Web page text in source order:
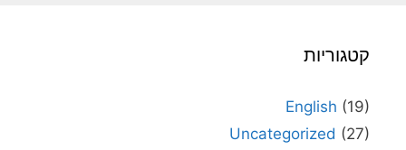
קטגוריות
English (19)
Uncategorized (27)